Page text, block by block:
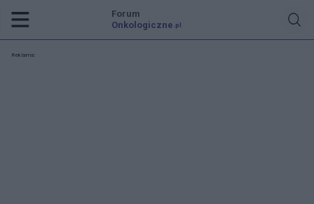
Forum
Onkologiczne .pl
Reklama: